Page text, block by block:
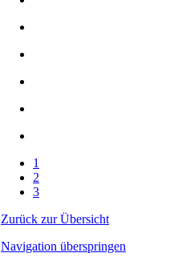
1
2
3
Zurück zur Übersicht
Navigation überspringen